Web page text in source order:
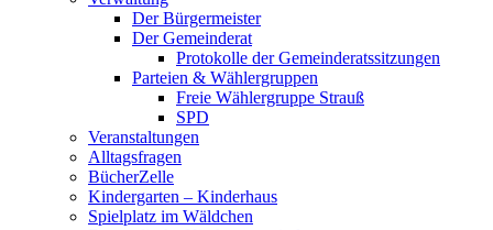
Der Bürgermeister
Der Gemeinderat
Protokolle der Gemeinderatssitzungen
Parteien & Wählergruppen
Freie Wählergruppe Strauß
SPD
Veranstaltungen
Alltagsfragen
BücherZelle
Kindergarten – Kinderhaus
Spielplatz im Wäldchen